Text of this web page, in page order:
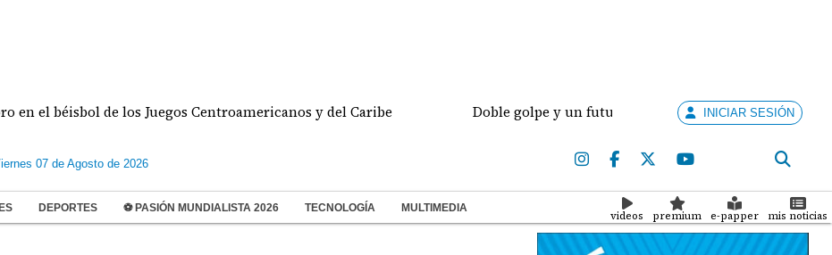
de los Juegos Centroamericanos y del Caribe Doble golpe y un futuro por revisar Meduca activa
INICIAR SESIÓN
07 de Agosto de 2026
DEPORTES ⚽ PASIÓN MUNDIALISTA 2026 TECNOLOGÍA MULTIMEDIA
videos premium e-papper mis noticias